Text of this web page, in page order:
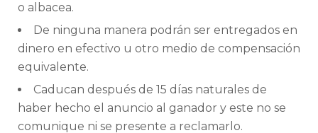
o albacea.
De ninguna manera podrán ser entregados en
dinero en efectivo u otro medio de compensación
equivalente.
Caducan después de 15 días naturales de
haber hecho el anuncio al ganador y este no se
comunique ni se presente a reclamarlo.